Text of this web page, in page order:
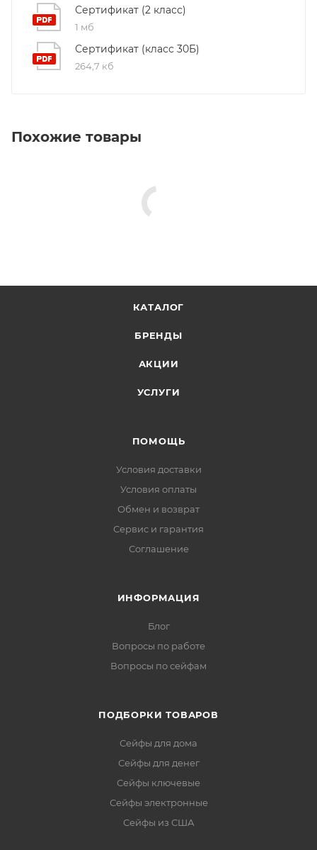
Сертификат (2 класс)
1 мб
Сертификат (класс 30Б)
264,7 кб
Похожие товары
КАТАЛОГ
БРЕНДЫ
АКЦИИ
УСЛУГИ
ПОМОЩЬ
Условия доставки
Условия оплаты
Обмен и возврат
Сервис и гарантия
Соглашение
ИНФОРМАЦИЯ
Блог
Вопросы по работе
Вопросы по сейфам
ПОДБОРКИ ТОВАРОВ
Сейфы для дома
Сейфы для денег
Сейфы ключевые
Сейфы электронные
Сейфы из США